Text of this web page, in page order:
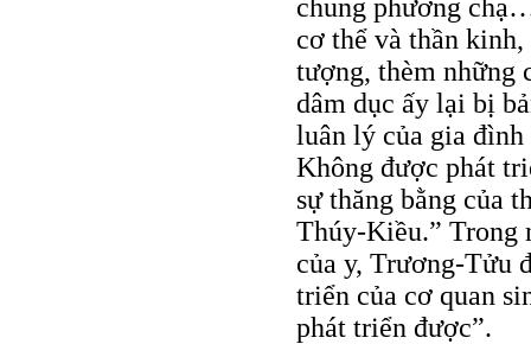
chung phương
cơ thể và thần
tượng, thèm những
dâm dục ấy lại bị
luân lý của gia
Không được phát
sự thăng bằng của
Thúy-Kiều.” Trong
của y, Trương-Tửu
triển của cơ quan
phát triển được”.